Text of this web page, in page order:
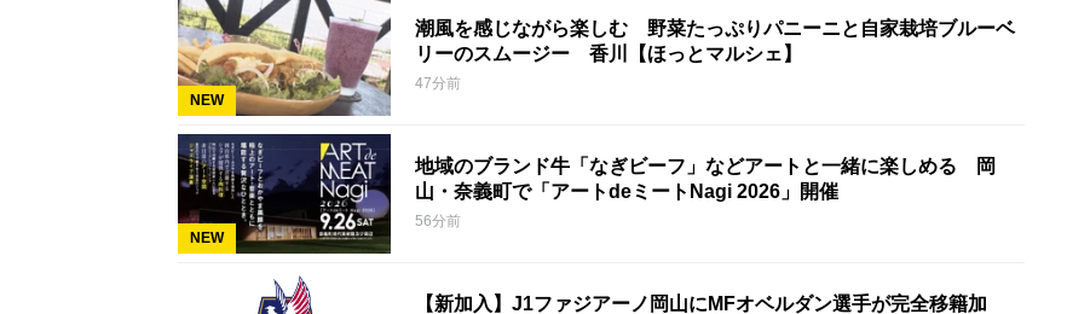
NEW
潮風を感じながら楽しむ 野菜たっぷりパニーニと自家栽培ブルーベ
リーのスムージー 香川【ほっとマルシェ】
47分前
NEW
地域のブランド牛「なぎビーフ」などアートと一緒に楽しめる 岡
山・奈義町で「アートdeミートNagi 2026」開催
56分前
【新加入】J1ファジアーノ岡山にMFオベルダン選手が完全移籍加